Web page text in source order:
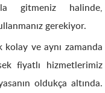
gitmeniz halinde,
gerekiyor.
ve aynı zamanda
fiyatlı hizmetlerimiz
oldukça altında.